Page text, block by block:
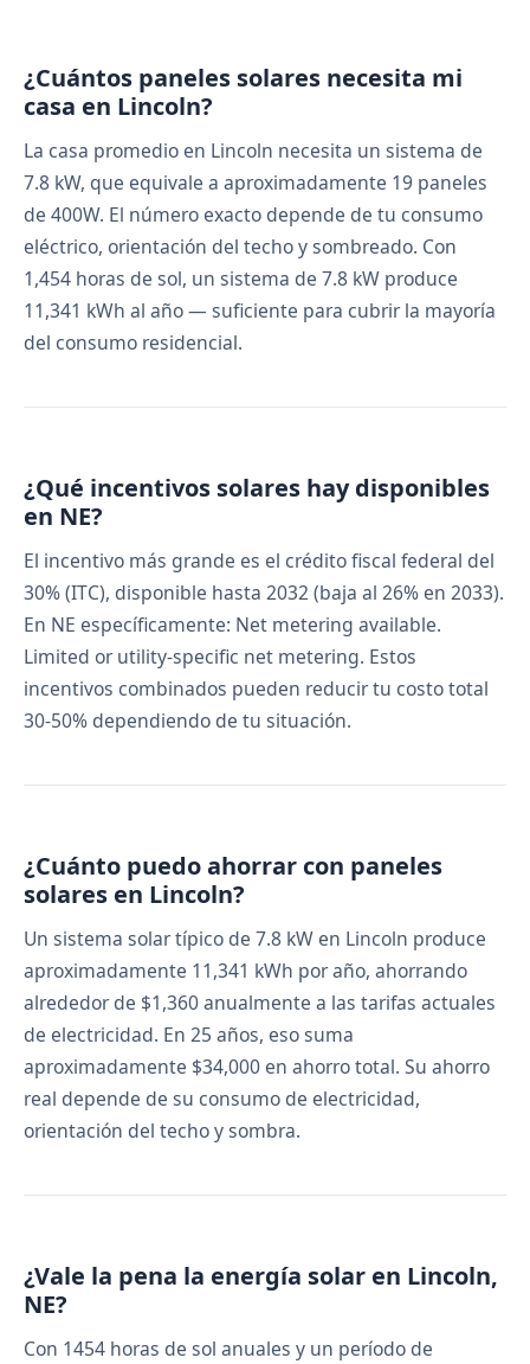
¿Cuántos paneles solares necesita mi
casa en Lincoln?
La casa promedio en Lincoln necesita un sistema de
7.8 kW, que equivale a aproximadamente 19 paneles
de 400W. El número exacto depende de tu consumo
eléctrico, orientación del techo y sombreado. Con
1,454 horas de sol, un sistema de 7.8 kW produce
11,341 kWh al año — suficiente para cubrir la mayoría
del consumo residencial.
¿Qué incentivos solares hay disponibles
en NE?
El incentivo más grande es el crédito fiscal federal del
30% (ITC), disponible hasta 2032 (baja al 26% en 2033).
En NE específicamente: Net metering available.
Limited or utility-specific net metering. Estos
incentivos combinados pueden reducir tu costo total
30-50% dependiendo de tu situación.
¿Cuánto puedo ahorrar con paneles
solares en Lincoln?
Un sistema solar típico de 7.8 kW en Lincoln produce
aproximadamente 11,341 kWh por año, ahorrando
alrededor de $1,360 anualmente a las tarifas actuales
de electricidad. En 25 años, eso suma
aproximadamente $34,000 en ahorro total. Su ahorro
real depende de su consumo de electricidad,
orientación del techo y sombra.
¿Vale la pena la energía solar en Lincoln,
NE?
Con 1454 horas de sol anuales y un período de